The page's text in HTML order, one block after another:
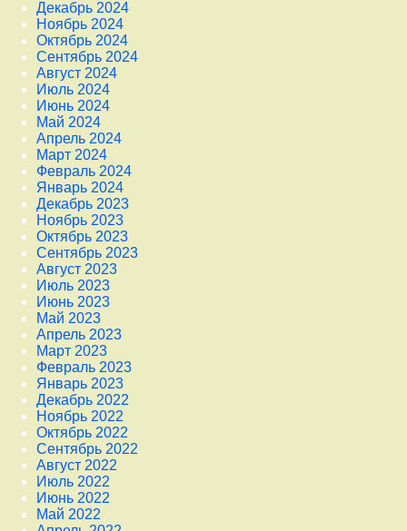
Декабрь 2024
Ноябрь 2024
Октябрь 2024
Сентябрь 2024
Август 2024
Июль 2024
Июнь 2024
Май 2024
Апрель 2024
Март 2024
Февраль 2024
Январь 2024
Декабрь 2023
Ноябрь 2023
Октябрь 2023
Сентябрь 2023
Август 2023
Июль 2023
Июнь 2023
Май 2023
Апрель 2023
Март 2023
Февраль 2023
Январь 2023
Декабрь 2022
Ноябрь 2022
Октябрь 2022
Сентябрь 2022
Август 2022
Июль 2022
Июнь 2022
Май 2022